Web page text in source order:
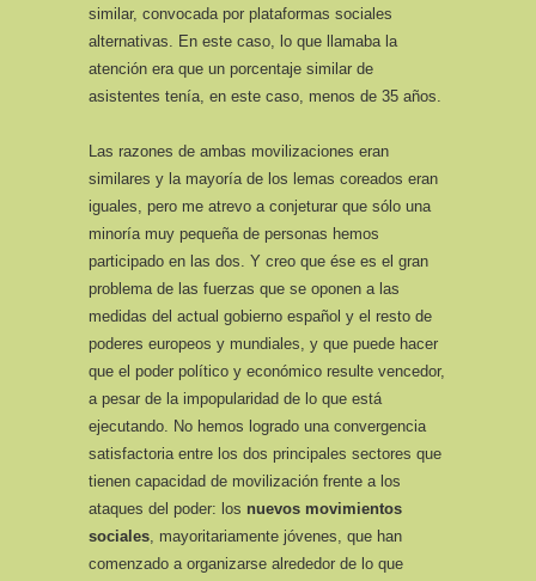
similar, convocada por plataformas sociales
alternativas. En este caso, lo que llamaba la
atención era que un porcentaje similar de
asistentes tenía, en este caso, menos de 35 años.
Las razones de ambas movilizaciones eran
similares y la mayoría de los lemas coreados eran
iguales, pero me atrevo a conjeturar que sólo una
minoría muy pequeña de personas hemos
participado en las dos. Y creo que ése es el gran
problema de las fuerzas que se oponen a las
medidas del actual gobierno español y el resto de
poderes europeos y mundiales, y que puede hacer
que el poder político y económico resulte vencedor,
a pesar de la impopularidad de lo que está
ejecutando. No hemos logrado una convergencia
satisfactoria entre los dos principales sectores que
tienen capacidad de movilización frente a los
ataques del poder: los nuevos movimientos
sociales, mayoritariamente jóvenes, que han
comenzado a organizarse alrededor de lo que